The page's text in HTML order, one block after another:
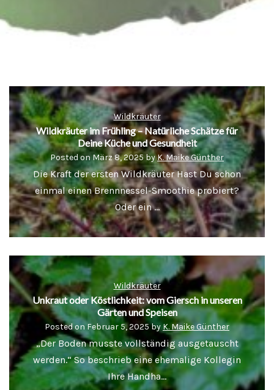
Wildkräuter
Wildkräuter im Frühling – Natürliche Schätze für
Deine Küche und Gesundheit
Posted onMärz 8, 2025 byK. Maike Günther
Die Kraft der ersten Wildkräuter Hast Du schon
einmal einen Brennnessel-Smoothie probiert?
Oder ein …
Wildkräuter
Unkraut oder Köstlichkeit: vom Giersch in unseren
Gärten und Speisen
Posted onFebruar 5, 2025by K. Maike Günther
„Der Boden musste vollständig ausgetauscht
werden.“ So beschrieb eine ehemalige Kollegin
Ihre Handha…